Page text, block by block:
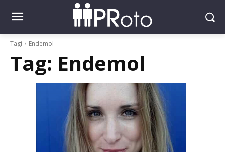
Tagi Endemol
Tag: Endemol